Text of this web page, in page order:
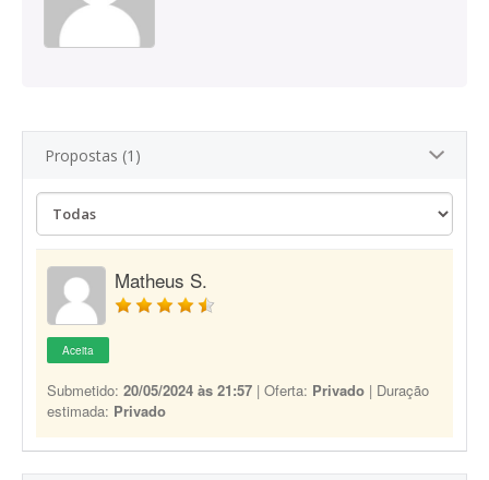
Propostas (1)
Matheus S.
Aceita
Submetido: 20/05/2024 às 21:57 | Oferta: Privado | Duração
estimada: Privado